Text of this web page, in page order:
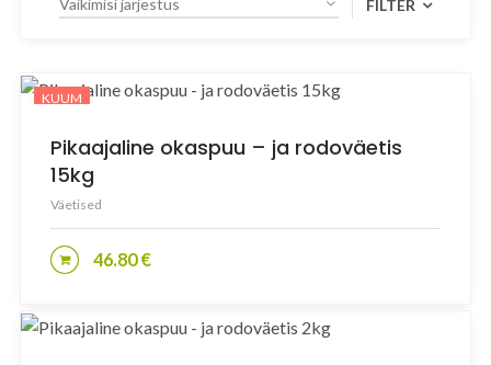
FILTER
TOOTEKATEGOORIAD
Istutuskott
Kasvuturvas
Mullad ja multšid
Muruseemned
Väetised
KUUM
Pikaajaline okaspuu – ja rodoväetis
15kg
Väetised
46.80€
LISA KORVI